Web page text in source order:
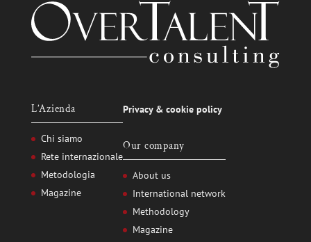
L’Azienda
Chi siamo
Rete internazionale
Metodologia
Magazine
Privacy& cookie policy
Our company
About us
International network
Methodology
Magazine